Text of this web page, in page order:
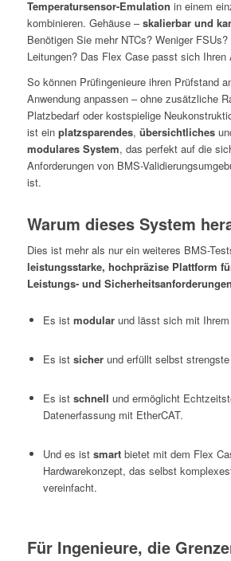
Temperatursensor-Emulation in einem
kombinieren. Gehäuse –skalierbar und
Benötigen Sie mehr NTCs? Weniger
Leitungen? Das Flex Case passt sich Ihren
So können Prüfingenieure ihren Prüfstand
Anwendung anpassen – ohne zusätzliche
Platzbedarf oder kostspielige
ist ein platzsparendes, übersichtliches
modulares System, das perfekt auf die
Anforderungen von BMS-
ist.
Warum dieses System
Dies ist mehr als nur ein weiteres BMS-
leistungsstarke, hochpräzise Plattform
Leistungs- und
Es ist modularund lässt sich mit
Es ist sicherund erfüllt selbst strengste
Es ist schnell und ermöglicht
Datenerfassung mit EtherCAT.
Und es ist smartbietet mit dem Flex
Hardwarekonzept, das selbst
vereinfacht.
Für Ingenieure, die